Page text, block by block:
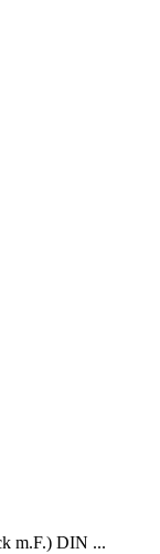
m.F.) DIN ...